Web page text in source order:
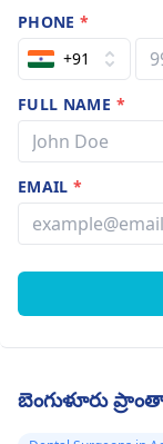
PHONE*
+91
FULL NAME *
EMAIL*
బెంగుళూరు